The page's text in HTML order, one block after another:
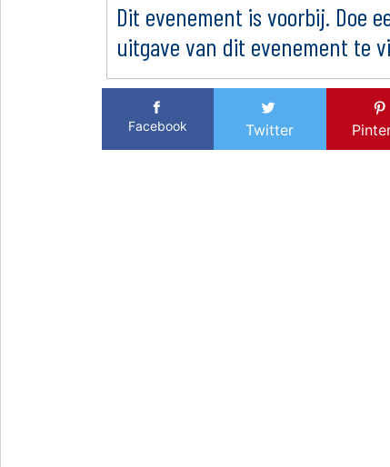
Dit evenement is voorbij. Doe
uitgave van dit evenement te
Facebook Twitter